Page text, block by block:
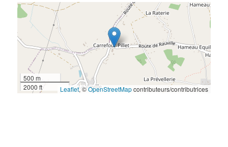
500 m
2000 ft
Leaflet, ©OpenStreetMapcontributeurs/contributrices